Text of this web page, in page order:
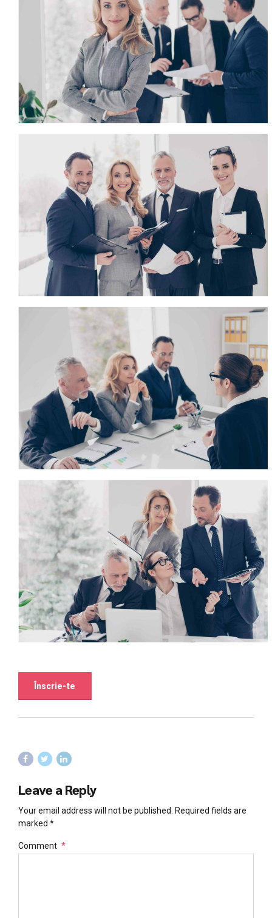
Înscrie-te
Leave a Reply
Your email address will not be published. Required fields are
marked *
Comment *